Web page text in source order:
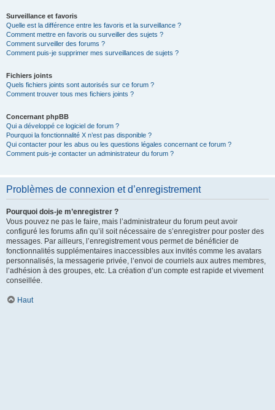
Surveillance et favoris
Quelle est la différence entre les favoris et la surveillance ?
Comment mettre en favoris ou surveiller des sujets ?
Comment surveiller des forums ?
Comment puis-je supprimer mes surveillances de sujets ?
Fichiers joints
Quels fichiers joints sont autorisés sur ce forum ?
Comment trouver tous mes fichiers joints ?
Concernant phpBB
Qui a développé ce logiciel de forum ?
Pourquoi la fonctionnalité X n’est pas disponible ?
Qui contacter pour les abus ou les questions légales concernant ce forum ?
Comment puis-je contacter un administrateur du forum ?
Problèmes de connexion et d’enregistrement
Pourquoi dois-je m’enregistrer ?
Vous pouvez ne pas le faire, mais l’administrateur du forum peut avoir
configuré les forums afin qu’il soit nécessaire de s’enregistrer pour poster des
messages. Par ailleurs, l’enregistrement vous permet de bénéficier de
fonctionnalités supplémentaires inaccessibles aux invités comme les avatars
personnalisés, la messagerie privée, l’envoi de courriels aux autres membres,
l’adhésion à des groupes, etc. La création d’un compte est rapide et vivement
conseillée.
Haut